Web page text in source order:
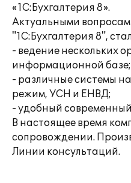
«1С:Бухгалтерия 8».
Актуальными
"1С:Бухгалтерия 8",
- ведение нескольких
информационной базе;
- различные системы
режим, УСН и ЕНВД;
- удобный
В настоящее время
сопровождении.
Линии консультаций.